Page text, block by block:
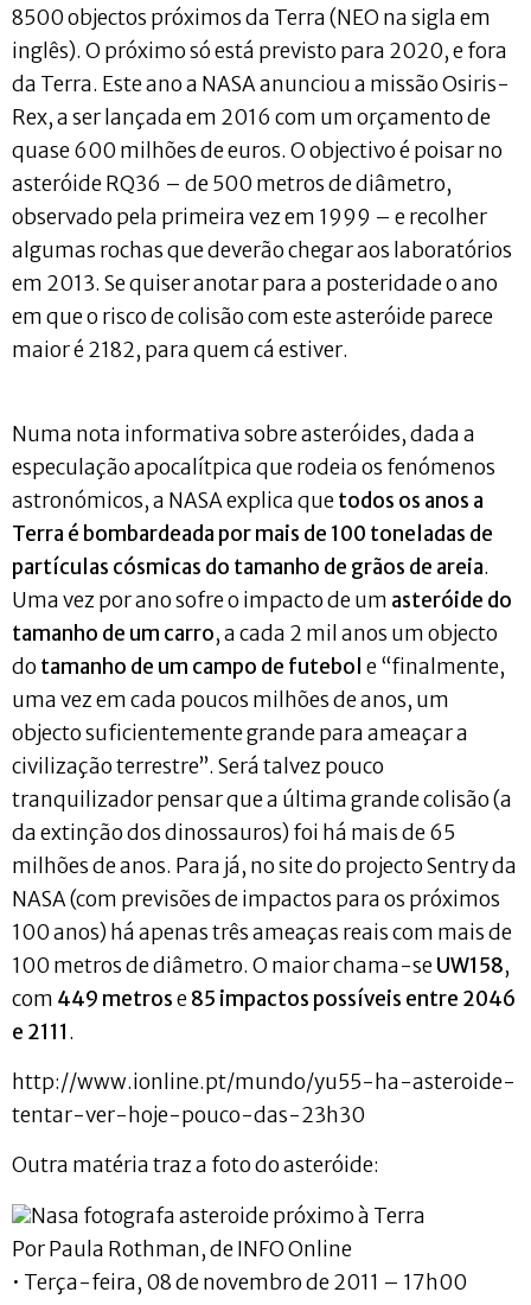
8500 objectos próximos da Terra (NEO na sigla em
inglês). O próximo só está previsto para 2020, e fora
da Terra. Este ano a NASA anunciou a missão Osiris-
Rex, a ser lançada em 2016 com um orçamento de
quase 600 milhões de euros. O objectivo é poisar no
asteróide RQ36 – de 500 metros de diâmetro,
observado pela primeira vez em 1999 – e recolher
algumas rochas que deverão chegar aos laboratórios
em 2013. Se quiser anotar para a posteridade o ano
em que o risco de colisão com este asteróide parece
maior é 2182, para quem cá estiver.
Numa nota informativa sobre asteróides, dada a
especulação apocalítpica que rodeia os fenómenos
astronómicos, a NASA explica quetodos os anos a
Terra é bombardeada por mais de 100 toneladas de
partículas cósmicas do tamanho de grãos de areia.
Uma vez por ano sofre o impacto de um asteróide do
tamanho de um carro, a cada 2 mil anos um objecto
do tamanho de um campo de futebol e “finalmente,
uma vez em cada poucos milhões de anos, um
objecto suficientemente grande para ameaçar a
civilização terrestre”. Será talvez pouco
tranquilizador pensar que a última grande colisão (a
da extinção dos dinossauros) foi há mais de 65
milhões de anos. Para já, no site do projecto Sentry da
NASA (com previsões de impactos para os próximos
100 anos) há apenas três ameaças reais com mais de
100 metros de diâmetro. O maior chama-seUW158,
com 449 metrose85 impactos possíveis entre 2046
e 2111.
http://www.ionline.pt/mundo/yu55-ha-asteroide-
tentar-ver-hoje-pouco-das-23h30
Outra matéria traz a foto do asteróide:
Nasa fotografa asteroide próximo à Terra
Por Paula Rothman, de INFO Online
• Terça-feira, 08 de novembro de 2011 – 17h00